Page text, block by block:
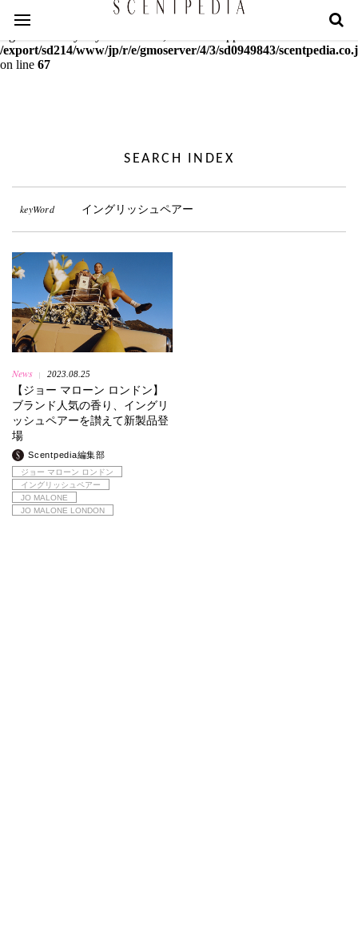
Warning
: mcrypt_decrypt(): Key of size 18 not supported by this
/export/sd214/www/jp/r/e/gmoserver/4/3/sd0949843/
on line 67
SEARCH INDEX
keyWord イングリッシュペアー
News 2023.08.25
【ジョー マローン ロンドン】
ブランド人気の香り、イングリ
ッシュペアーを讃えて新製品登
場
Scentpedia編集部
ジョー マローン ロンドン
イングリッシュペアー
JO MALONE
JO MALONE LONDON